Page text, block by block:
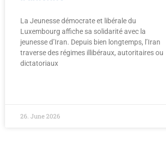
La Jeunesse démocrate et libérale du
Luxembourg affiche sa solidarité avec la
jeunesse d’Iran. Depuis bien longtemps, l’Iran
traverse des régimes illibéraux, autoritaires ou
dictatoriaux
26. June 2026